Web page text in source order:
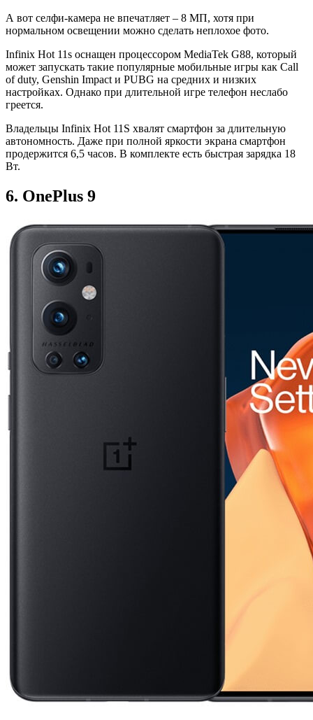
А вот селфи-камера не впечатляет – 8 МП, хотя при
нормальном освещении можно сделать неплохое фото.
Infinix Hot 11s оснащен процессором MediaTek G88, который
может запускать такие популярные мобильные игры как Call
of duty, Genshin Impact и PUBG на средних и низких
настройках. Однако при длительной игре телефон неслабо
греется.
Владельцы Infinix Hot 11S хвалят смартфон за длительную
автономность. Даже при полной яркости экрана смартфон
продержится 6,5 часов. В комплекте есть быстрая зарядка 18
Вт.
6. OnePlus 9